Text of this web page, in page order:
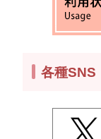
各種SNS